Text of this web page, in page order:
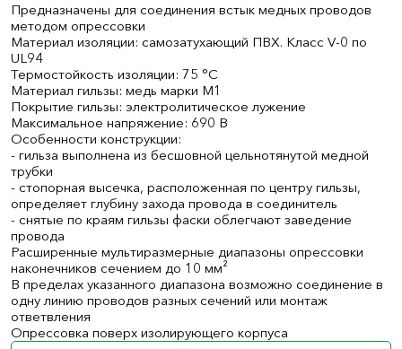
Предназначены для соединения встык медных проводов
методом опрессовки
Материал изоляции: самозатухающий ПВХ. Класс V-0 по
UL94
Термостойкость изоляции: 75 °C
Материал гильзы: медь марки М1
Покрытие гильзы: электролитическое лужение
Максимальное напряжение: 690 В
Особенности конструкции:
- гильза выполнена из бесшовной цельнотянутой медной
трубки
- стопорная высечка, расположенная по центру гильзы,
определяет глубину захода провода в соединитель
- снятые по краям гильзы фаски облегчают заведение
провода
Расширенные мультиразмерные диапазоны опрессовки
наконечников сечением до 10 мм²
В пределах указанного диапазона возможно соединение в
одну линию проводов разных сечений или монтаж
ответвления
Опрессовка поверх изолирующего корпуса